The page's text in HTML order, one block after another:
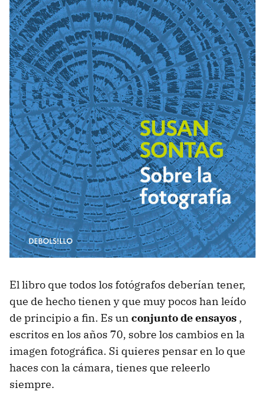
El libro que todos los fotógrafos deberían tener,
que de hecho tienen y que muy pocos han leído
de principio a fin. Es un conjunto de ensayos ,
escritos en los años 70, sobre los cambios en la
imagen fotográfica. Si quieres pensar en lo que
haces con la cámara, tienes que releerlo
siempre.